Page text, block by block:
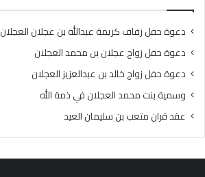
دعوة حفل زفاف كريمة عبدالله بن عجلان العجلان
دعوة حفل زواج عجلان بن محمد العجلان
دعوة حفل زواج خالد بن عبدالعزيز العجلان
وسمية بنت محمد العجلان في ذمة الله
عقد قران متعب بن سليمان العيد